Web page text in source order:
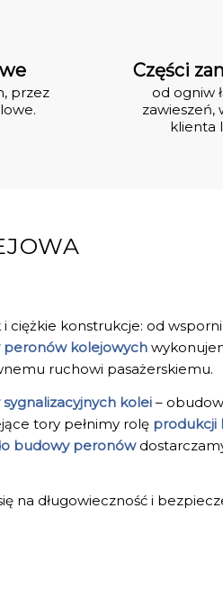
przez
Części
od ogniw
klienta
ciężkie konstrukcje: od
peronów kolejowych
ruchowi pasażerskiemu.
kolei –
tory pełnimy rolę produkcji
budowy peronów
na długowieczność i